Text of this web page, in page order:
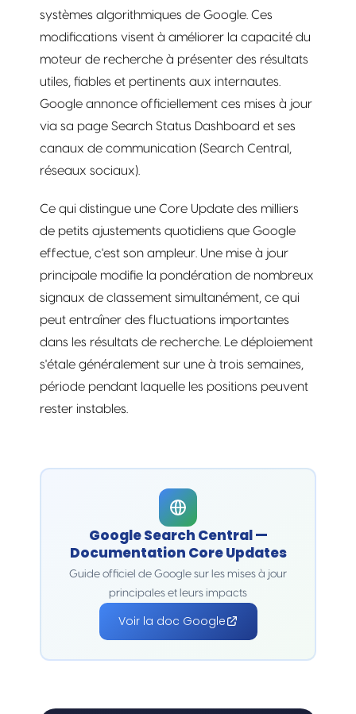
systèmes algorithmiques de Google. Ces
modifications visent à améliorer la capacité du
moteur de recherche à présenter des résultats
utiles, fiables et pertinents aux internautes.
Google annonce officiellement ces mises à jour
via sa page Search Status Dashboard et ses
canaux de communication (Search Central,
réseaux sociaux).
Ce qui distingue une Core Update des milliers
de petits ajustements quotidiens que Google
effectue, c'est son ampleur. Une mise à jour
principale modifie la pondération de nombreux
signaux de classement simultanément, ce qui
peut entraîner des fluctuations importantes
dans les résultats de recherche. Le déploiement
s'étale généralement sur une à trois semaines,
période pendant laquelle les positions peuvent
rester instables.
Google Search Central —
Documentation Core Updates
Guide officiel de Google sur les mises à jour
principales et leurs impacts
Voir la doc Google